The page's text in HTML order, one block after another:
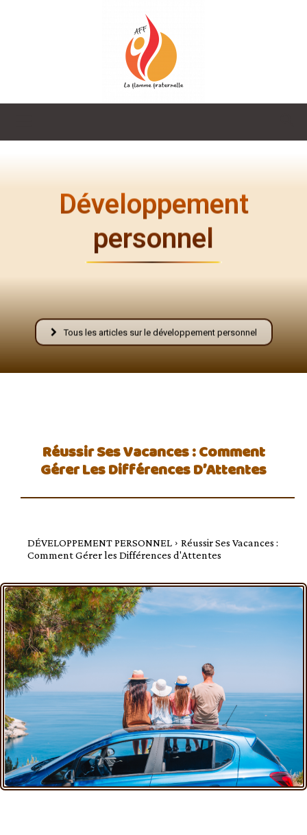
–
Développement
personnel
Tous les articles sur le développement personnel
Réussir Ses Vacances : Comment
Gérer Les Différences D’Attentes
DÉVELOPPEMENT PERSONNEL
Réussir Ses Vacances :
Comment Gérer les Différences d'Attentes